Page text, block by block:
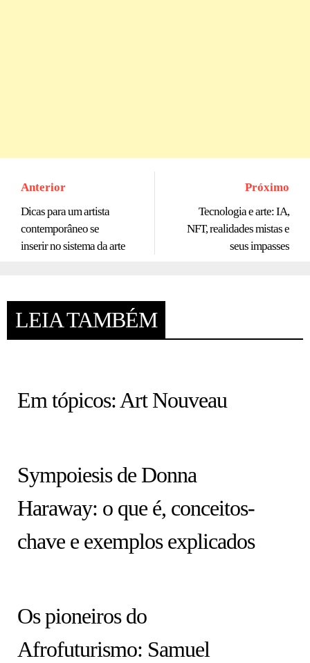
Anterior
Dicas para um artista
contemporâneo se
inserir no sistema da arte
Próximo
Tecnologia e arte: IA,
NFT, realidades mistas e
seus impasses
LEIA TAMBÉM
Em tópicos: Art Nouveau
Sympoiesis de Donna
Haraway: o que é, conceitos-
chave e exemplos explicados
Os pioneiros do
Afrofuturismo: Samuel